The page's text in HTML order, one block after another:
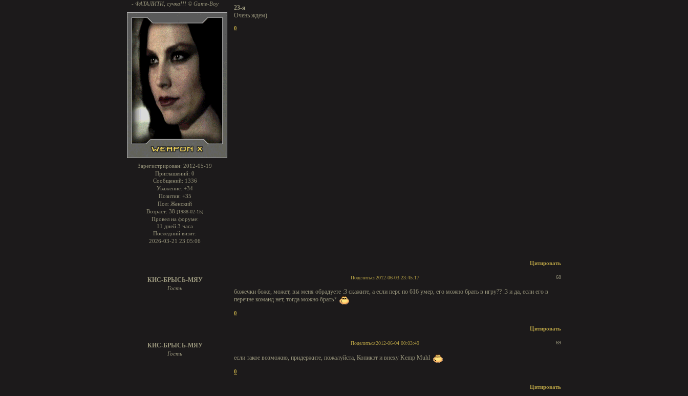
- ФАТАЛИТИ, сучка!!! © Game-Boy
Зарегистрирован: 2012-05-19
Приглашений: 0
Сообщений: 1336
Уважение: +34
Позитив: +35
Пол: Женский
Возраст: 38 [1988-02-15]
Провел на форуме:
11 дней 3 часа
Последний визит:
2026-03-21 23:05:06
23-я
Очень ждем)
0
Цитировать
Поделиться 68
2012-06-03 23:45:17
КИС-БРЫСЬ-МЯУ
Гость
божечки боже, может, вы меня обрадуете :3 скажите, а если перс по 616 умер, его можно брать в игру?? :3 и да, если его в
перечне команд нет, тогда можно брать?
0
Цитировать
Поделиться 69
2012-06-04 00:03:49
КИС-БРЫСЬ-МЯУ
Гость
если такое возможно, придержите, пожалуйста, Копикэт и внеху Kemp Muhl
0
Цитировать